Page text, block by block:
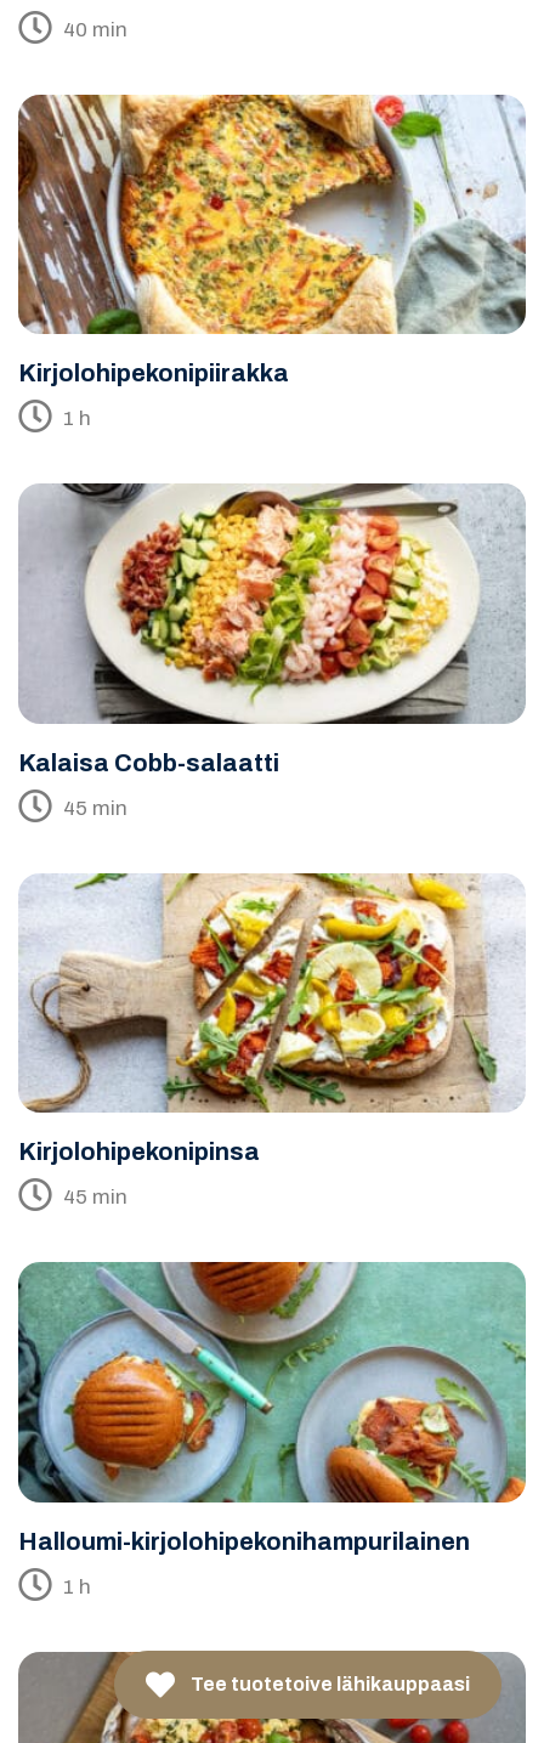
Tee tuotetoive lähikauppaasi
40 min
Kirjolohipekonipiirakka
1 h
Kalaisa Cobb-salaatti
45 min
Kirjolohipekonipinsa
45 min
Halloumi-kirjolohipekonihampurilainen
1 h